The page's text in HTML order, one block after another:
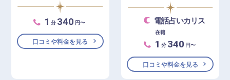
1 分 340 円〜
口コミや料金を見る
電話占いカリス
在籍
1 分 340 円〜
口コミや料金を見る